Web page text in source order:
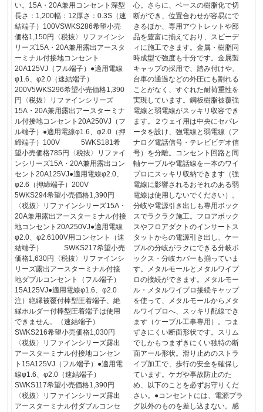
い。15A・20A兼用コンセント深型
長さ：1,200幅：12厚さ：0.3S（速
結端子）100VSWKS286希望小売
価格1,150円〈税抜〉リファインシ
リーズ15A・20A兼用露出アースタ
ーミナル付接地コンセント
20A125VJ（フル端子）●適用電線
φ1.6、φ2.0（速結端子）
200V5WKS296希望小売価格1,390
円〈税抜〉リファインシリーズ
15A・20A兼用露出アースターミナ
ル付接地コンセント20A250VJ（フ
ル端子）●適用電線φ1.6、φ2.0（押
締端子）100V 5WKS181希
望小売価格785円〈税抜〉リファイ
ンシリーズ15A・20A兼用露出コン
セント20A125VJ●適用電線φ2.0、
φ2.6（押締端子）200V
5WKS294希望小売価格1,390円
〈税抜〉リファインシリーズ15A・
20A兼用露出アースターミナル付接
地コンセント20A250VJ●適用電線
φ2.0、φ2.6100V用コンセント（速
結端子） SWKS217希望小売
価格1,630円〈税抜〉リファインシ
リーズ露出アースターミナル付接
地ダブルコンセント（フル端子）
15A125VJ●適用電線φ1.6、φ2.0
注）絶縁被覆付棒型圧着端子、絶
縁ホルダー付棒型圧着端子は使用
できません。（速結端子）
SWKS216希望小売価格1,030円
〈税抜〉リファインシリーズ露出
アースターミナル付接地コンセン
ト15A125VJ（フル端子）●適用電
線φ1.6、φ2.0（速結端子）
SWKS117希望小売価格1,390円
〈税抜〉リファインシリーズ露出
アースターミナル付ダブルコンセ
心。さらに、ベースの樹脂化で切
断ができ、位置合わせが容易にで
きるほか、専用アウトレットや部
品を豊富に揃えており、スピーデ
ィに施工できます。金属・樹脂同
時成型で強度も十分です。金属製
キャップの採用で、踏み付けや、
台車の通過などの外圧にも割れる
ことがなく、すぐれた耐荷重性を
実現しています。鋼板樹脂被覆強
電線と弱電線がスッキリ収容でき
ます。２ウェイ用は中央にセパレ
ータを設け、強電線と弱電線（ア
ナログ電話信号・テレビビデオ信
号）を分離。コンセント回路と同
軸ケーブルや電話線を一本のワイ
プロにスッキリ収納できます（強
電線に影響されるおそれのある弱
電線は使用しないでください）。
分岐や電源引き出しも専用ボック
スでラクラク施工。フロアボック
スやフロアダクトのインサートス
タットからの電源引き出し、ケー
ブルの分岐がラクにできる分岐ボ
ックス・分岐カバーも揃っていま
す。メタルモールとメタルワイプ
ロの接続ができます。メタルモー
ル・メタルワイプロ接続キャップ
を使って、メタルモールからメタ
ルワイプロへ、スッキリ配線でき
ます（ケーブル工事専用）。つま
ずきにくい断面形状です。スリム
でしかもつまずきにくい独特の断
面アール形状。滑り止めのストラ
イプ加工で、歩行の安全を確保し
ています。ケガや事故防止のた
め、以下のことを必ずお守りくだ
さい。●コンセントには、電源プラ
グ以外のものを差し込まない。感